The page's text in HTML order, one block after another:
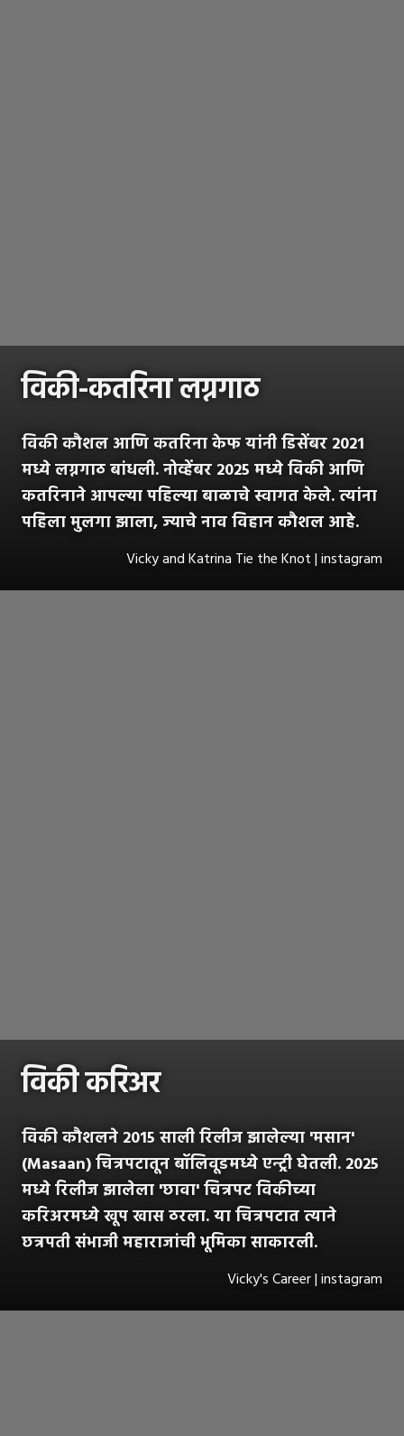
विकी-कतरिना लग्नगाठ
विकी कौशल आणि कतरिना केफ यांनी डिसेंबर 2021
मध्ये लग्नगाठ बांधली. नोव्हेंबर 2025 मध्ये विकी आणि
कतरिनाने आपल्या पहिल्या बाळाचे स्वागत केले. त्यांना
पहिला मुलगा झाला, ज्याचे नाव विहान कौशल आहे.
Vicky and Katrina Tie the Knot | instagram
विकी करिअर
विकी कौशलने 2015 साली रिलीज झालेल्या 'मसान'
(Masaan) चित्रपटातून बॉलिवूडमध्ये एन्ट्री घेतली. 2025
मध्ये रिलीज झालेला 'छावा' चित्रपट विकीच्या
करिअरमध्ये खूप खास ठरला. या चित्रपटात त्याने
छत्रपती संभाजी महाराजांची भूमिका साकारली.
Vicky's Career | instagram